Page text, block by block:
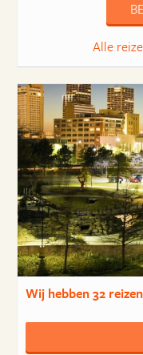
Alle
Wij hebben32 reizen